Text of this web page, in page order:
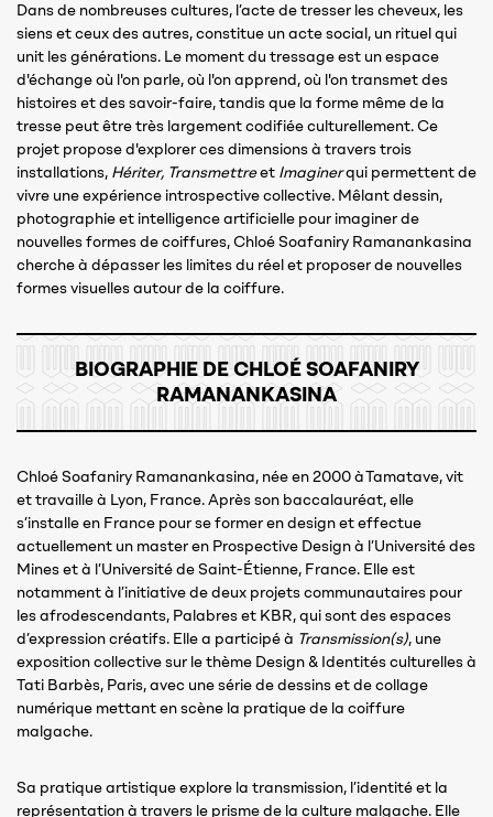
Dans de nombreuses cultures, l’acte de tresser les cheveux, les
siens et ceux des autres, constitue un acte social, un rituel qui
unit les générations. Le moment du tressage est un espace
d'échange où l'on parle, où l'on apprend, où l'on transmet des
histoires et des savoir-faire, tandis que la forme même de la
tresse peut être très largement codifiée culturellement. Ce
projet propose d'explorer ces dimensions à travers trois
installations, Hériter, Transmettreet Imaginerqui permettent de
vivre une expérience introspective collective. Mêlant dessin,
photographie et intelligence artificielle pour imaginer de
nouvelles formes de coiffures, Chloé Soafaniry Ramanankasina
cherche à dépasser les limites du réel et proposer de nouvelles
formes visuelles autour de la coiffure.
BIOGRAPHIE DE CHLOÉ SOAFANIRY
RAMANANKASINA
Chloé Soafaniry Ramanankasina, née en 2000 à Tamatave, vit
et travaille à Lyon, France. Après son baccalauréat, elle
s’installe en France pour se former en design et effectue
actuellement un master en Prospective Design à l’Université des
Mines et à l’Université de Saint-Étienne, France. Elle est
notamment à l’initiative de deux projets communautaires pour
les afrodescendants, Palabres et KBR, qui sont des espaces
d’expression créatifs. Elle a participé à Transmission(s), une
exposition collective sur le thème Design & Identités culturelles à
Tati Barbès, Paris, avec une série de dessins et de collage
numérique mettant en scène la pratique de la coiffure
malgache.
Sa pratique artistique explore la transmission, l’identité et la
représentation à travers le prisme de la culture malgache. Elle